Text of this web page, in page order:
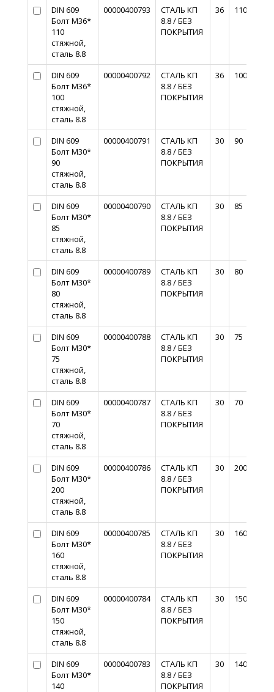
DIN 609
Болт М36*
110
стяжной,
сталь 8.8
00000400793
СТАЛЬ КП
8.8 / БЕЗ
ПОКРЫТИЯ
36 110
DIN 609
Болт М36*
100
стяжной,
сталь 8.8
00000400792
СТАЛЬ КП
8.8 / БЕЗ
ПОКРЫТИЯ
36 100
DIN 609
Болт М30*
90
стяжной,
сталь 8.8
00000400791
СТАЛЬ КП
8.8 / БЕЗ
ПОКРЫТИЯ
30 90
DIN 609
Болт М30*
85
стяжной,
сталь 8.8
00000400790
СТАЛЬ КП
8.8 / БЕЗ
ПОКРЫТИЯ
30 85
DIN 609
Болт М30*
80
стяжной,
сталь 8.8
00000400789
СТАЛЬ КП
8.8 / БЕЗ
ПОКРЫТИЯ
30 80
DIN 609
Болт М30*
75
стяжной,
сталь 8.8
00000400788
СТАЛЬ КП
8.8 / БЕЗ
ПОКРЫТИЯ
30 75
DIN 609
Болт М30*
70
стяжной,
сталь 8.8
00000400787
СТАЛЬ КП
8.8 / БЕЗ
ПОКРЫТИЯ
30 70
DIN 609
Болт М30*
200
стяжной,
сталь 8.8
00000400786
СТАЛЬ КП
8.8 / БЕЗ
ПОКРЫТИЯ
30 200
DIN 609
Болт М30*
160
стяжной,
сталь 8.8
00000400785
СТАЛЬ КП
8.8 / БЕЗ
ПОКРЫТИЯ
30 160
DIN 609
Болт М30*
150
стяжной,
сталь 8.8
00000400784
СТАЛЬ КП
8.8 / БЕЗ
ПОКРЫТИЯ
30 150
DIN 609
Болт М30*
140
00000400783
СТАЛЬ КП
8.8 / БЕЗ
ПОКРЫТИЯ
30 140